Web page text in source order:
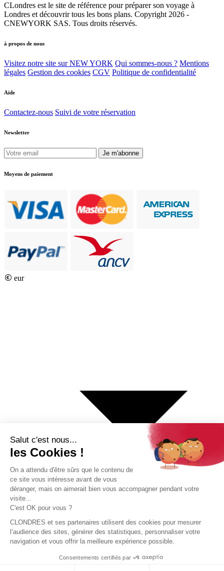
CLondres est le site de référence pour préparer son voyage à
Londres et découvrir tous les bons plans. Copyright 2026 -
CNEWYORK SAS. Tous droits réservés.
à propos de nous
Visitez notre site sur NEW YORK Qui sommes-nous ? Mentions
légales Gestion des cookies CGV Politique de confidentialité
Aide
Contactez-nous Suivi de votre réservation
Newsletter
Je m'abonne
Moyens de paiement
eur
€ Euro
$ Dollar US
$ Dollar Canadien
₣ Franc Suisse
£ Livre sterling